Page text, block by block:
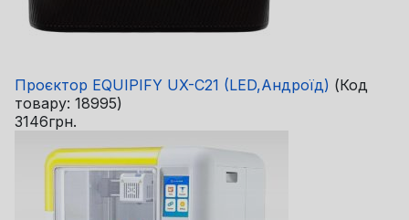
Проєктор EQUIPIFY UX-C21 (LED,Андроїд) (Код
товару: 18995)
3146грн.